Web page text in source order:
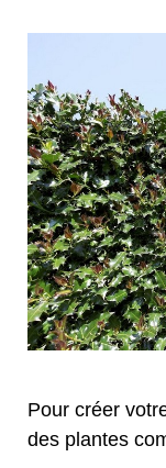
Pour créer
des plantes